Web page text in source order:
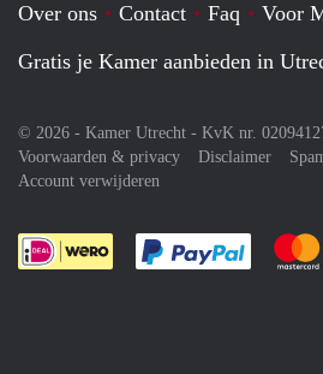
Over ons Contact Faq
Voor
Gratis je Kamer aanbieden in
© 2026 - Kamer Utrecht - KvK nr.
Voorwaarden & privacy
Disclaimer
Account verwijderen
Je rekent